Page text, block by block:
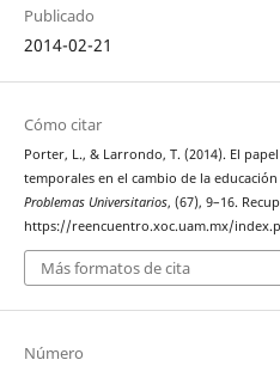
Publicado
2014-02-21
Cómo citar
Porter, L., & Larrondo, T. (2014). El
temporales en el cambio de la
Problemas Universitarios, (67), 9–16.
https://reencuentro.xoc.uam.mx/
Más formatos de cita
Número